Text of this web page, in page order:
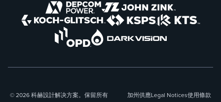
© 2026 科赫設計解决方案。保留所有
加州供應Legal Notices使用條款